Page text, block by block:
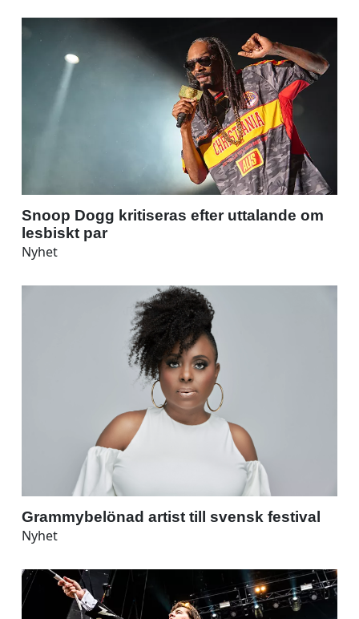
Snoop Dogg kritiseras efter uttalande om
lesbiskt par
Nyhet
Grammybelönad artist till svensk festival
Nyhet